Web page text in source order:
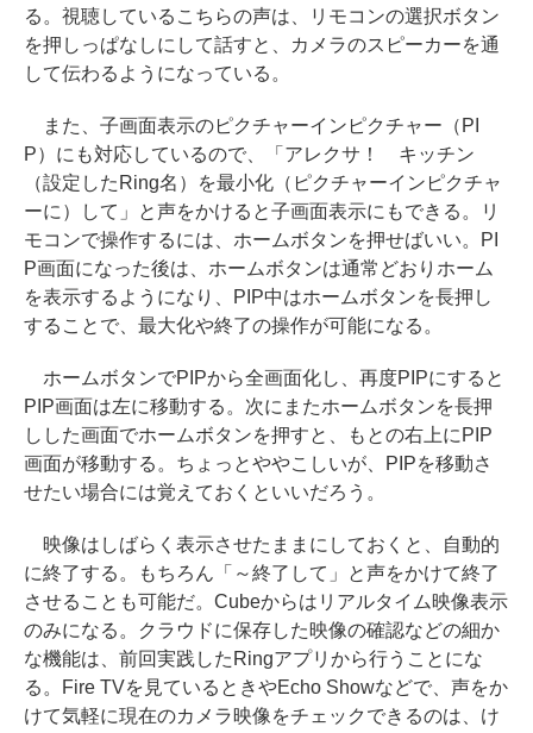
る。視聴しているこちらの声は、リモコンの選択ボタン
を押しっぱなしにして話すと、カメラのスピーカーを通
して伝わるようになっている。
また、子画面表示のピクチャーインピクチャー（PI
P）にも対応しているので、「アレクサ！ キッチン
（設定したRing名）を最小化（ピクチャーインピクチャ
ーに）して」と声をかけると子画面表示にもできる。リ
モコンで操作するには、ホームボタンを押せばいい。PI
P画面になった後は、ホームボタンは通常どおりホーム
を表示するようになり、PIP中はホームボタンを長押し
することで、最大化や終了の操作が可能になる。
ホームボタンでPIPから全画面化し、再度PIPにすると
PIP画面は左に移動する。次にまたホームボタンを長押
しした画面でホームボタンを押すと、もとの右上にPIP
画面が移動する。ちょっとややこしいが、PIPを移動さ
せたい場合には覚えておくといいだろう。
映像はしばらく表示させたままにしておくと、自動的
に終了する。もちろん「～終了して」と声をかけて終了
させることも可能だ。Cubeからはリアルタイム映像表示
のみになる。クラウドに保存した映像の確認などの細か
な機能は、前回実践したRingアプリから行うことにな
る。Fire TVを見ているときやEcho Showなどで、声をか
けて気軽に現在のカメラ映像をチェックできるのは、け